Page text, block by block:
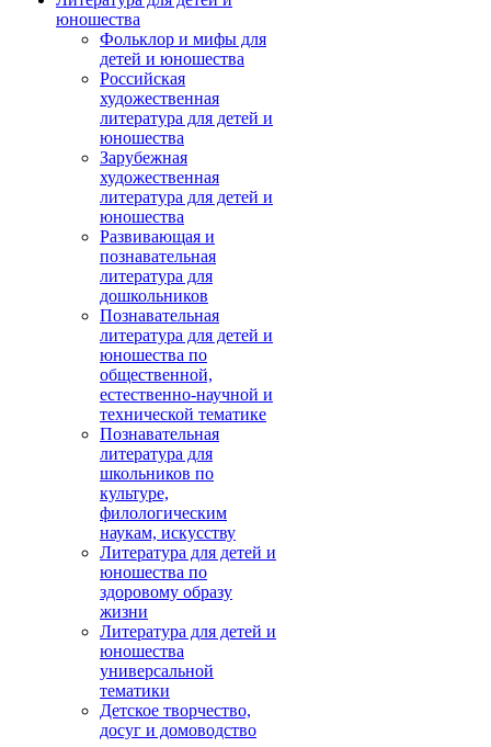
юношества
Фольклор и мифы для
детей и юношества
Российская
художественная
литература для детей и
юношества
Зарубежная
художественная
литература для детей и
юношества
Развивающая и
познавательная
литература для
дошкольников
Познавательная
литература для детей и
юношества по
общественной,
естественно-научной и
технической тематике
Познавательная
литература для
школьников по
культуре,
филологическим
наукам, искусству
Литература для детей и
юношества по
здоровому образу
жизни
Литература для детей и
юношества
универсальной
тематики
Детское творчество,
досуг и домоводство